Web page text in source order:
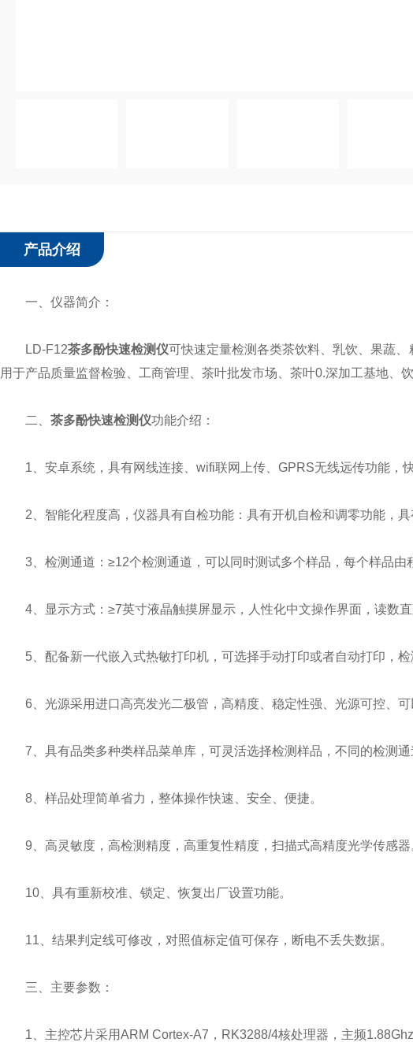
产品介绍
一、仪器简介：
LD-F12茶多酚快速检测仪可快速定量检测各类茶饮料、乳饮、果蔬
用于产品质量监督检验、工商管理、茶叶批发市场、茶叶0.深加工基地、
二、 茶多酚快速检测仪功能介绍：
1、安卓系统，具有网线连接、wifi联网上传、GPRS无线远传功能，快
2、智能化程度高，仪器具有自检功能：具有开机自检和调零功能，具
3、检测通道：≥12个检测通道，可以同时测试多个样品，每个样品由
4、显示方式：≥7英寸液晶触摸屏显示，人性化中文操作界面，读数直
5、配备新一代嵌入式热敏打印机，可选择手动打印或者自动打印，检
6、光源采用进口高亮发光二极管，高精度、稳定性强、光源可控、可
7、具有品类多种类样品菜单库，可灵活选择检测样品，不同的检测通
8、样品处理简单省力，整体操作快速、安全、便捷。
9、高灵敏度，高检测精度，高重复性精度，扫描式高精度光学传感器
10、具有重新校准、锁定、恢复出厂设置功能。
11、结果判定线可修改，对照值标定值可保存，断电不丢失数据。
三、主要参数：
1、主控芯片采用ARM Cortex-A7，RK3288/4核处理器，主频1.88Ghz